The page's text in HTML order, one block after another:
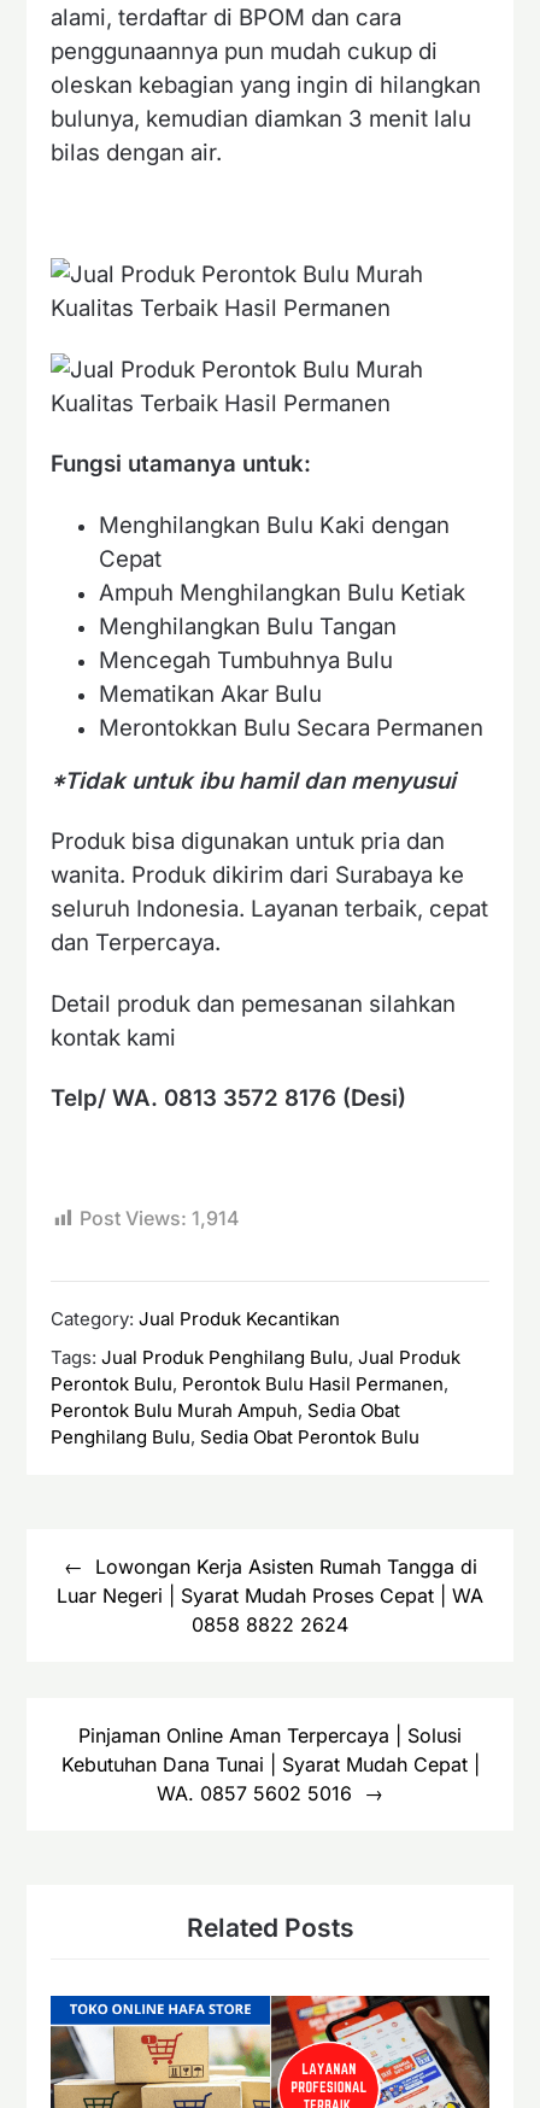
alami, terdaftar di BPOM dan cara
penggunaannya pun mudah cukup di
oleskan kebagian yang ingin di hilangkan
bulunya, kemudian diamkan 3 menit lalu
bilas dengan air.
Fungsi utamanya untuk:
Menghilangkan Bulu Kaki dengan
Cepat
Ampuh Menghilangkan Bulu Ketiak
Menghilangkan Bulu Tangan
Mencegah Tumbuhnya Bulu
Mematikan Akar Bulu
Merontokkan Bulu Secara Permanen
*Tidak untuk ibu hamil dan menyusui
Produk bisa digunakan untuk pria dan
wanita. Produk dikirim dari Surabaya ke
seluruh Indonesia. Layanan terbaik, cepat
dan Terpercaya.
Detail produk dan pemesanan silahkan
kontak kami
Telp/ WA. 0813 3572 8176 (Desi)
Post Views: 1,914
Category:Jual Produk Kecantikan
Tags:Jual Produk Penghilang Bulu,Jual Produk
Perontok Bulu, Perontok Bulu Hasil Permanen,
Perontok Bulu Murah Ampuh, Sedia Obat
Penghilang Bulu, Sedia Obat Perontok Bulu
pos
Lowongan Kerja Asisten Rumah Tangga di
Luar Negeri | Syarat Mudah Proses Cepat | WA
0858 8822 2624
Pinjaman Online Aman Terpercaya | Solusi
Kebutuhan Dana Tunai | Syarat Mudah Cepat |
WA. 0857 5602 5016
Related Posts